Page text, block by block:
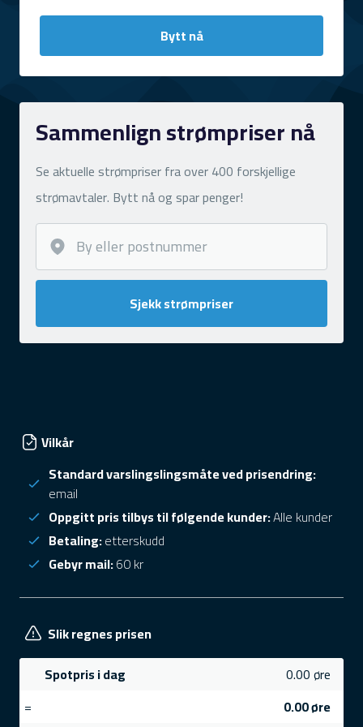
Bytt nå
Sammenlign strømpriser nå
Se aktuelle strømpriser fra over 400 forskjellige
strømavtaler. Bytt nå og spar penger!
Sjekk strømpriser
Vilkår
Standard varslingslingsmåte ved prisendring:
email
Oppgitt pris tilbys til følgende kunder:Alle kunder
Betaling:etterskudd
Gebyr mail:60 kr
Slik regnes prisen
Spotpris i dag
0.00 øre
=
0.00 øre